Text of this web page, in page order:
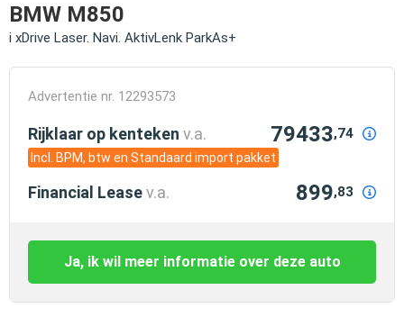
BMW M850
i xDrive Laser. Navi. AktivLenk ParkAs+
Advertentie nr. 12293573
Rijklaar op kenteken v.a. 79433,74
Incl. BPM, btw en Standaard import pakket
Financial Leasev.a. 899,83
Ja, ik wil meer informatie over deze auto